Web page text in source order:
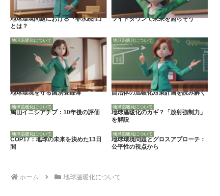
地球環境問題における『非永続性』
とは？
ライトダウンで未来を照らそう
地球温暖化について
地球環境を守る国別登録簿
地球温暖化について
自治体の温暖化対策計画を読み解く
地球温暖化について
鳩山イニシアチブ：10年後の評価
地球温暖化について
地球温暖化のカギ？「放射強制力」
を解説
地球温暖化について
COP17：地球の未来を決めた13日
間
地球温暖化について
地球環境問題とグロスアプローチ：
公平性の視点から
ホーム 地球温暖化について